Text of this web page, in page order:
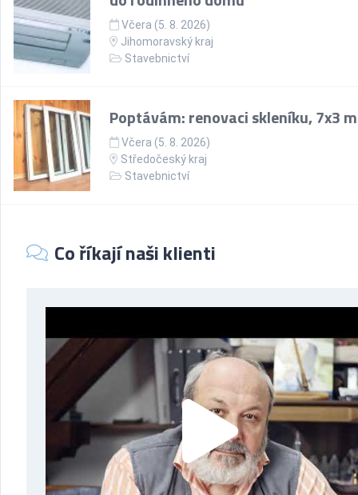
Včera (5. 8. 2026)
Jihomoravský kraj
Stavebnictví
Poptávám: renovaci skleníku, 7x3 m
Včera (5. 8. 2026)
Středočeský kraj
Stavebnictví
Co říkají naši klienti